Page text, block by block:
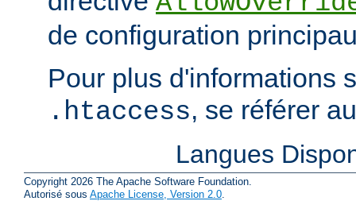
de configuration
Pour plus d'informations
.htaccess, se référer
Langues
Copyright 2026 The Apache Software Foundation.
Autorisé sous Apache License, Version 2.0